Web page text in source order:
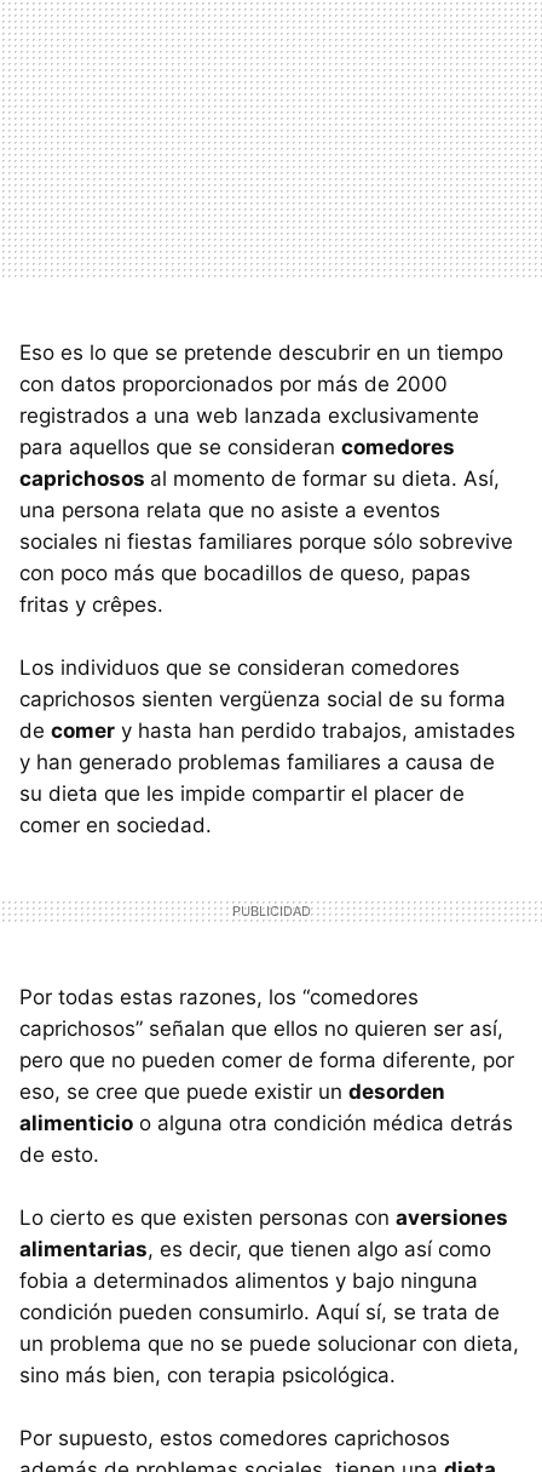
Eso es lo que se pretende descubrir en un tiempo
con datos proporcionados por más de 2000
registrados a una web lanzada exclusivamente
para aquellos que se consideran comedores
caprichosos al momento de formar su dieta. Así,
una persona relata que no asiste a eventos
sociales ni fiestas familiares porque sólo sobrevive
con poco más que bocadillos de queso, papas
fritas y crêpes.
Los individuos que se consideran comedores
caprichosos sienten vergüenza social de su forma
de comer y hasta han perdido trabajos, amistades
y han generado problemas familiares a causa de
su dieta que les impide compartir el placer de
comer en sociedad.
Por todas estas razones, los “comedores
caprichosos” señalan que ellos no quieren ser así,
pero que no pueden comer de forma diferente, por
eso, se cree que puede existir un desorden
alimenticio o alguna otra condición médica detrás
de esto.
Lo cierto es que existen personas con aversiones
alimentarias, es decir, que tienen algo así como
fobia a determinados alimentos y bajo ninguna
condición pueden consumirlo. Aquí sí, se trata de
un problema que no se puede solucionar con dieta,
sino más bien, con terapia psicológica.
Por supuesto, estos comedores caprichosos